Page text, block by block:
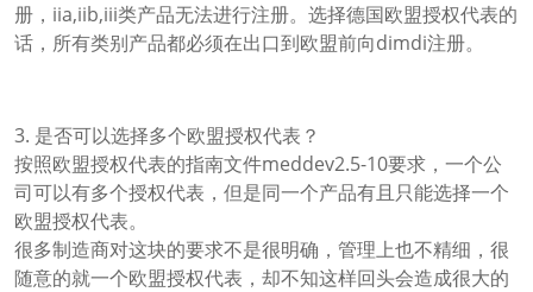
册，iia,iib,iii类产品无法进行注册。选择德国欧盟授权代表的
话，所有类别产品都必须在出口到欧盟前向dimdi注册。
3. 是否可以选择多个欧盟授权代表？
按照欧盟授权代表的指南文件meddev2.5-10要求，一个公
司可以有多个授权代表，但是同一个产品有且只能选择一个
欧盟授权代表。
很多制造商对这块的要求不是很明确，管理上也不精细，很
随意的就一个欧盟授权代表，却不知这样回头会造成很大的